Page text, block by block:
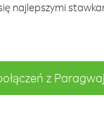
najlepszymi
z Paragwaj